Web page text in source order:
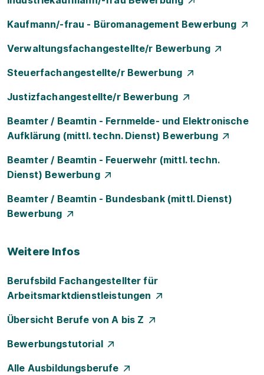
Kaufmann/-frau - Büromanagement Bewerbung
Verwaltungsfachangestellte/r Bewerbung
Steuerfachangestellte/r Bewerbung
Justizfachangestellte/r Bewerbung
Beamter / Beamtin - Fernmelde- und Elektronische
Aufklärung (mittl. techn. Dienst) Bewerbung
Beamter / Beamtin - Feuerwehr (mittl. techn.
Dienst) Bewerbung
Beamter / Beamtin - Bundesbank (mittl. Dienst)
Bewerbung
Weitere Infos
Berufsbild Fachangestellter für
Arbeitsmarktdienstleistungen
Übersicht Berufe von A bis Z
Bewerbungstutorial
Alle Ausbildungsberufe